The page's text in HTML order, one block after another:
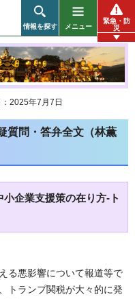
情報を探す メニュー
緊急・防
災
2025年7月7日
質問・答弁全文（林薫
企業支援策の在り方-ト
る悪影響について報道等で
トランプ関税が大々的に発